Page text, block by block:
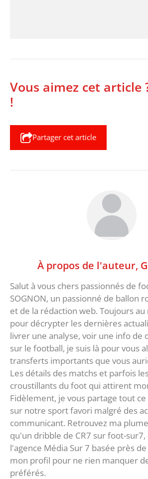
Vous aimez cet article
!
Partager cet article
À propos de l'auteur,
Salut à vous chers passionnés de
SOGNON, un passionné de ballon
et de la rédaction web. Toujours
pour décrypter les dernières
livrer une analyse, voir une info de
sur le football, je suis là pour vous
transferts importants que vous
Les détails des matchs et parfois
croustillants du foot qui attirent
Fidèlement, je vous partage tout
sur notre sport favori malgré des
communicant. Retrouvez ma
qu'un dribble de CR7 sur foot-
l'agence Média Sur 7 basée près
mon profil pour ne rien manquer
préférés.